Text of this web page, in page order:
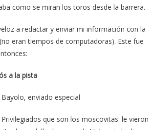
como se miran los toros desde la barrera.
a redactar y enviar mi información con la
eran tiempos de computadoras). Este fue
a la pista
enviado especial
Privilegiados que son los moscovitas: le vieron